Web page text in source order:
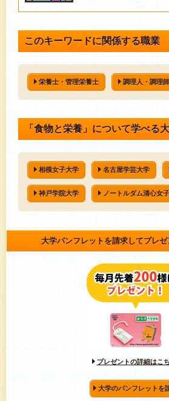
このキーワードに関係する職業
栄養士・管理栄養士 調理人・調理師
「食物と栄養」について学べる
相模女子大学 名古屋学芸大学
神戸学院大学 ノートルダム清心女
大学パンフレットを請求してプレゼ
プレゼントの詳細はこ
大学のパンフレットを